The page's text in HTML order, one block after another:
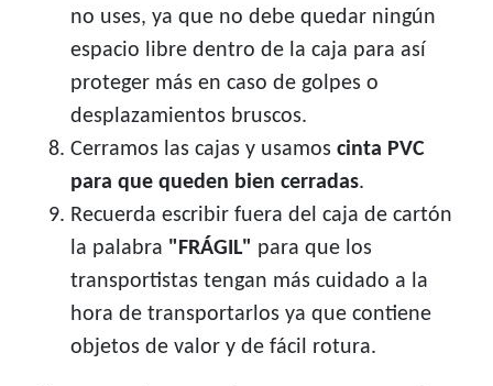
no uses, ya que no debe quedar ningún
espacio libre dentro de la caja para así
proteger más en caso de golpes o
desplazamientos bruscos.
Cerramos las cajas y usamos cinta PVC
para que queden bien cerradas.
Recuerda escribir fuera del caja de cartón
la palabra "FRÁGIL" para que los
transportistas tengan más cuidado a la
hora de transportarlos ya que contiene
objetos de valor y de fácil rotura.